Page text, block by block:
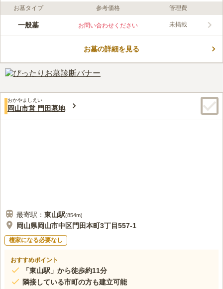
ライフドット編集部のコメント
歴史を感じることができる場所にある市営墓地です。 「沢田大
っており、清らかな空気が漂う中でリフレッシュできます。 宗
くことができるでしょう。
口コミ評価
お墓タイプ 参考価格 管理費
一般墓 お問い合わせください 未掲載
お墓の詳細を見る
おかやましえい
岡山市営 門田墓地
最寄駅： 東山駅(854m)
岡山県岡山市中区門田本町3丁目557-1
檀家になる必要なし
おすすめポイント
「東山駅」から徒歩約11分
隣接している市町の方も建立可能